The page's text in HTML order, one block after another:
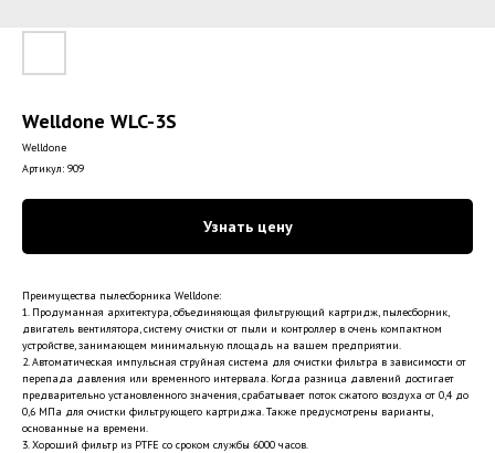
Welldone WLC-3S
Welldone
Артикул: 909
Узнать цену
Преимущества пылесборника Welldone:
1. Продуманная архитектура, объединяющая фильтрующий картридж, пылесборник,
двигатель вентилятора, систему очистки от пыли и контроллер в очень компактном
устройстве, занимающем минимальную площадь на вашем предприятии.
2. Автоматическая импульсная струйная система для очистки фильтра в зависимости от
перепада давления или временного интервала. Когда разница давлений достигает
предварительно установленного значения, срабатывает поток сжатого воздуха от 0,4 до
0,6 МПа для очистки фильтрующего картриджа. Также предусмотрены варианты,
основанные на времени.
3. Хороший фильтр из PTFE со сроком службы 6000 часов.